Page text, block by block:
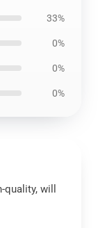
33%
0%
0%
0%
will